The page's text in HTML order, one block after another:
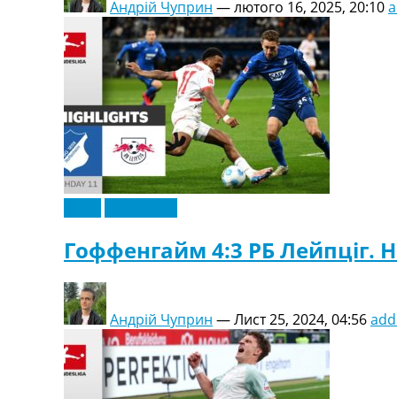
Андрій Чуприн —лютого 16, 2025, 20:10
Гоффенгайм 4:3 РБ Лейпціг.
Андрій Чуприн —Лист 25, 2024, 04:56